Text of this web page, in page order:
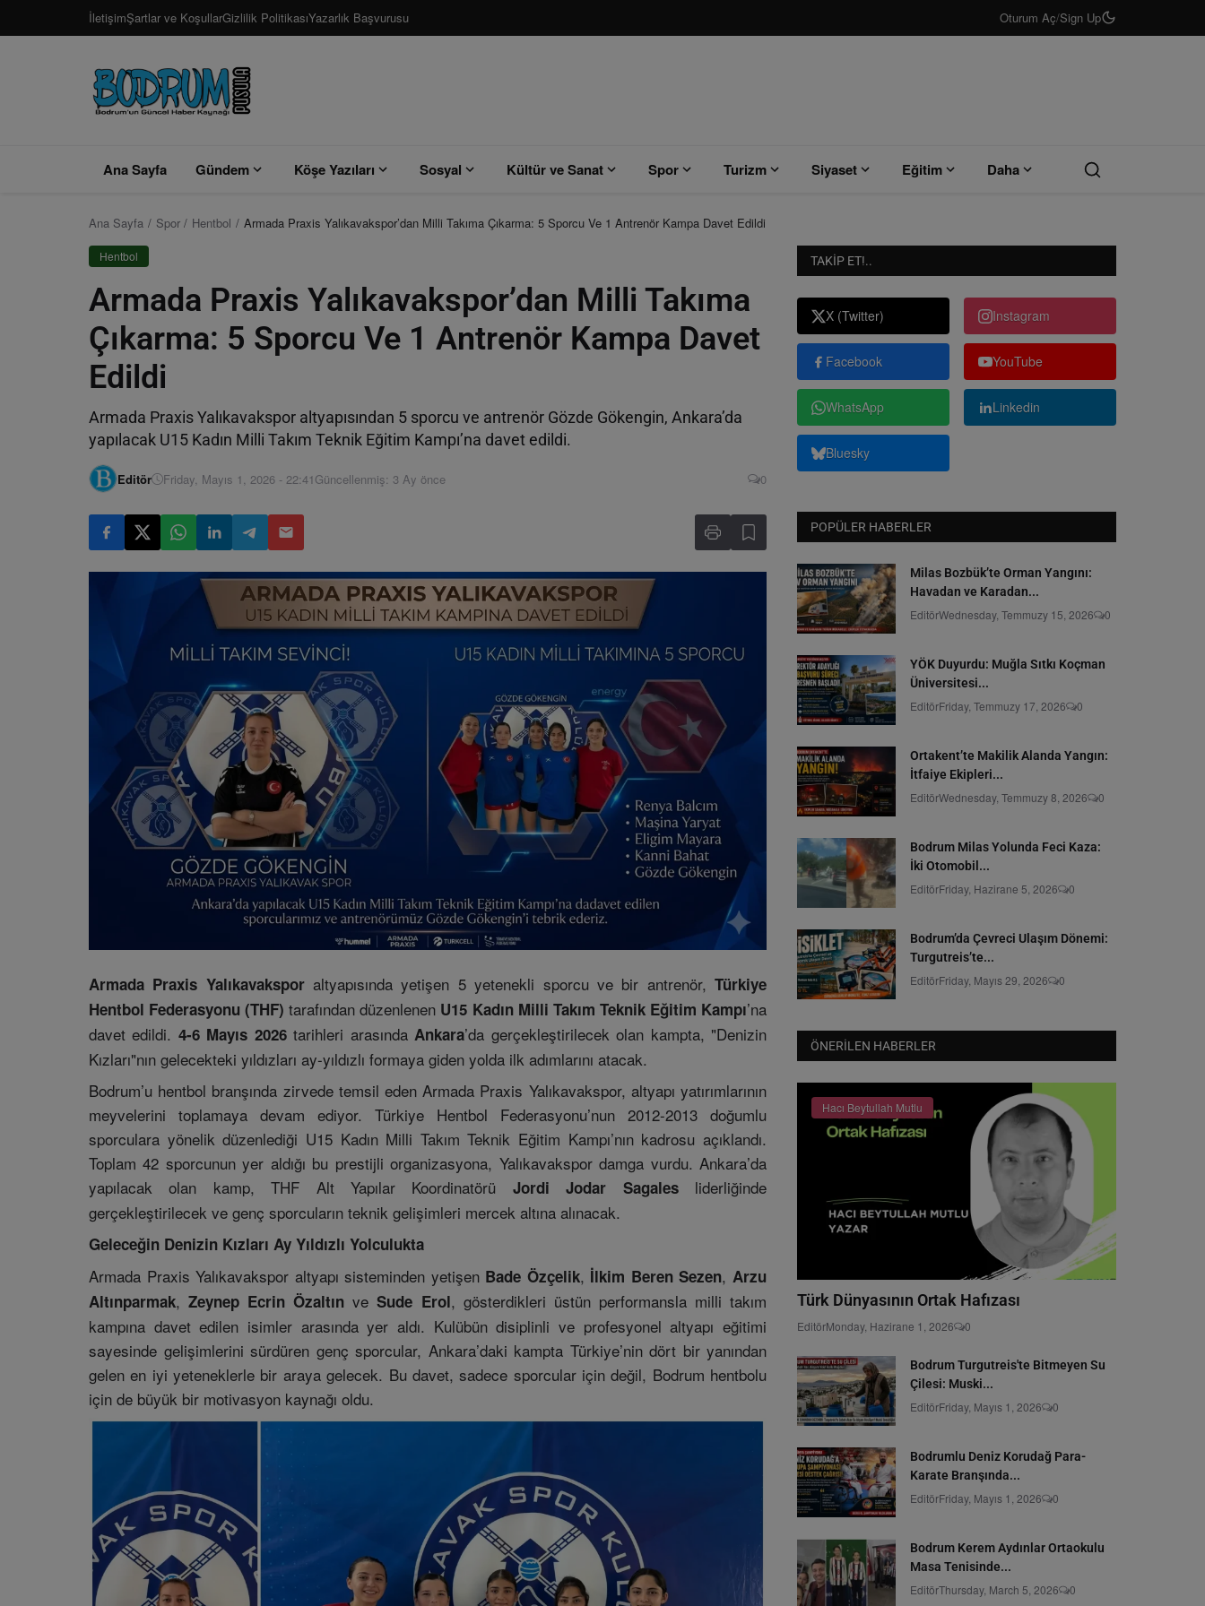
İletişimŞartlar ve KoşullarGizlilik PolitikasıYazarlık Başvurusu Oturum Aç/Sign Up
Ana Sayfa Gündem Köşe Yazıları Sosyal Kültür ve Sanat Spor Turizm Siyaset Eğitim Daha
Ana Sayfa Spor Hentbol Armada Praxis Yalıkavakspor’dan Milli Takıma Çıkarma: 5 Sporcu Ve 1 Antrenör Kampa Davet Edildi
Hentbol
Armada Praxis Yalıkavakspor’dan Milli Takıma
Çıkarma: 5 Sporcu Ve 1 Antrenör Kampa Davet
Edildi
Armada Praxis Yalıkavakspor altyapısından 5 sporcu ve antrenör Gözde Gökengin, Ankara’da
yapılacak U15 Kadın Milli Takım Teknik Eğitim Kampı’na davet edildi.
Editör Friday, Mayıs 1, 2026 - 22:41 Güncellenmiş: 3 Ay önce 0
Armada Praxis Yalıkavaksporaltyapısında yetişen 5 yetenekli sporcu ve bir antrenör,Türkiye
Hentbol Federasyonu (THF) tarafından düzenlenen U15 Kadın Milli Takım Teknik Eğitim Kampı’na
davet edildi. 4-6 Mayıs 2026tarihleri arasındaAnkara’da gerçekleştirilecek olan kampta, "Denizin
Kızları"nın gelecekteki yıldızları ay-yıldızlı formaya giden yolda ilk adımlarını atacak.
Bodrum’u hentbol branşında zirvede temsil eden Armada Praxis Yalıkavakspor, altyapı yatırımlarının
meyvelerini toplamaya devam ediyor. Türkiye Hentbol Federasyonu’nun 2012-2013 doğumlu
sporculara yönelik düzenlediği U15 Kadın Milli Takım Teknik Eğitim Kampı’nın kadrosu açıklandı.
Toplam 42 sporcunun yer aldığı bu prestijli organizasyona, Yalıkavakspor damga vurdu. Ankara’da
yapılacak olan kamp, THF Alt Yapılar Koordinatörü Jordi Jodar Sagalesliderliğinde
gerçekleştirilecek ve genç sporcuların teknik gelişimleri mercek altına alınacak.
Geleceğin Denizin Kızları Ay Yıldızlı Yolculukta
Armada Praxis Yalıkavakspor altyapı sisteminden yetişen Bade Özçelik, İlkim Beren Sezen,Arzu
Altınparmak,Zeynep Ecrin Özaltın veSude Erol, gösterdikleri üstün performansla milli takım
kampına davet edilen isimler arasında yer aldı. Kulübün disiplinli ve profesyonel altyapı eğitimi
sayesinde gelişimlerini sürdüren genç sporcular, Ankara’daki kampta Türkiye’nin dört bir yanından
gelen en iyi yeteneklerle bir araya gelecek. Bu davet, sadece sporcular için değil, Bodrum hentbolu
için de büyük bir motivasyon kaynağı oldu.
TAKIP ET!..
X (Twitter) Instagram
Facebook YouTube
WhatsApp Linkedin
Bluesky
POPÜLER HABERLER
Milas Bozbük’te Orman Yangını:
Havadan ve Karadan...
EditörWednesday, Temmuzy 15, 2026 0
YÖK Duyurdu: Muğla Sıtkı Koçman
Üniversitesi...
EditörFriday, Temmuzy 17, 2026 0
Ortakent’te Makilik Alanda Yangın:
İtfaiye Ekipleri...
EditörWednesday, Temmuzy 8, 2026 0
Bodrum Milas Yolunda Feci Kaza:
İki Otomobil...
EditörFriday, Hazirane 5, 2026 0
Bodrum’da Çevreci Ulaşım Dönemi:
Turgutreis’te...
EditörFriday, Mayıs 29, 2026 0
ÖNERILEN HABERLER
Hacı Beytullah Mutlu
Türk Dünyasının Ortak Hafızası
EditörMonday, Hazirane 1, 2026 0
Bodrum Turgutreis'te Bitmeyen Su
Çilesi: Muski...
EditörFriday, Mayıs 1, 2026 0
Bodrumlu Deniz Korudağ Para-
Karate Branşında...
EditörFriday, Mayıs 1, 2026 0
Bodrum Kerem Aydınlar Ortaokulu
Masa Tenisinde...
EditörThursday, March 5, 2026 0